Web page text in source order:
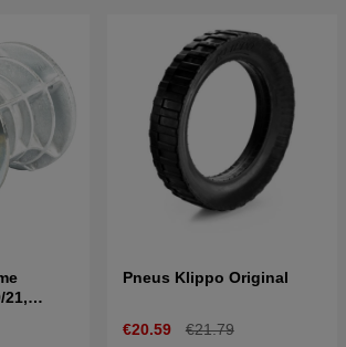
21,
Pneus Klippo Original
€20.59 €21.79